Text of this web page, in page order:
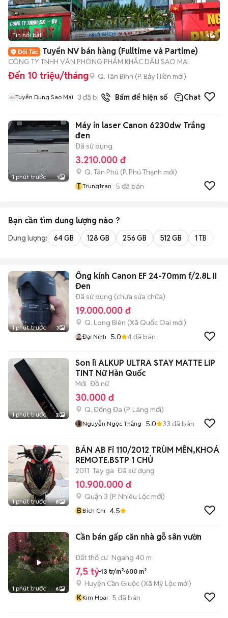
+2
Tin nổi bật 6
Tuyển NV bán hàng (Fulltime và Partime)
CÔNG TY TNHH VĂN PHÒNG PHẨM KHẮC DẤU SAO MAI
Đến 10 triệu/tháng Q. Tân Bình (P. Bảy Hiền mới)
Tuyển Dụng Sao Mai 3 đã bán Bấm để hiện số Chat
1 phút trước 1
Máy in laser Canon 6230dw Trắng
đen
Đã sử dụng
3.210.000 đ
Q. Tân Phú (P. Phú Thạnh mới)
T Trungtran 5 đã bán
Bạn cần tìm dung lượng nào ?
Dung lượng: 64 GB 128 GB 256 GB 512 GB 1 TB
1 phút trước 3
Ống kính Canon EF 24-70mm f/2.8L II
Đen
Đã sử dụng (chưa sửa chữa)
19.000.000 đ
Q. Long Biên (Xã Quốc Oai mới)
Đại Ninh 5.0 4đã bán
1 phút trước 2
Son lì ALKUP ULTRA STAY MATTE LIP
TINT Nữ Hàn Quốc
Mới Đồ nữ
30.000 đ
Q. Đống Đa (P. Láng mới)
Nguyễn Ngọc Thắng 5.0 33 đã bán
1 phút trước 8
BÁN AB Fi 110/2012 TRÙM MỀN,KHOÁ
REMOTE.BSTP 1 CHỦ
2011 Tay ga Đã sử dụng
10.900.000 đ
Quận 3 (P. Nhiêu Lộc mới)
BBích Chi 4.5
1 phút trước 6
Cần bán gấp căn nhà gỗ sân vườn
Đất thổ cư Ngang 40 m
7,5 tỷ 13 tr/m² 600 m²
Huyện Cần Giuộc (Xã Mỹ Lộc mới)
KKim Hoai 5 đã bán